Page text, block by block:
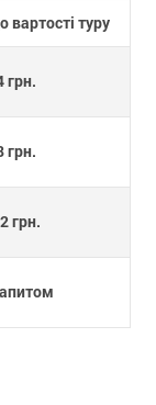
вартості туру
грн.
грн.
грн.